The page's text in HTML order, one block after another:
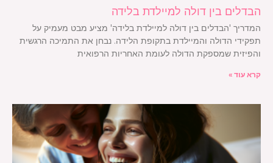
הבדלים בין דולה למיילדת בלידה
המדריך 'הבדלים בין דולה למיילדת בלידה' מציע מבט מעמיק על
תפקידי הדולה והמיילדת בתקופת הלידה. נבחן את התמיכה הרגשית
והפיזית שמספקת הדולה לעומת האחריות הרפואית
קרא עוד »